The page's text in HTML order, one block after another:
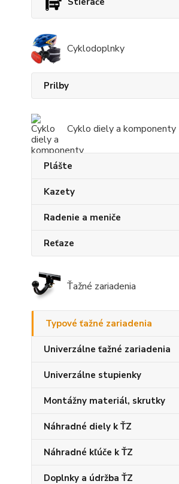
Cyklodoplnky
Prilby
Cyklo diely a komponenty
Plášte
Kazety
Radenie a meniče
Reťaze
Ťažné zariadenia
Typové ťažné zariadenia
Univerzálne ťažné zariadenia
Univerzálne stupienky
Montážny materiál, skrutky
Náhradné diely k ŤZ
Náhradné kľúče k ŤZ
Doplnky a údržba ŤZ